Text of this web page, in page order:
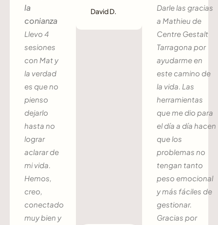
la
conianza
Llevo 4
sesiones
con Mat y
la verdad
es que no
pienso
dejarlo
hasta no
lograr
aclarar de
mi vida.
Hemos,
creo,
conectado
muy bien y
David D.
Darle las gracias
a Mathieu de
Centre Gestalt
Tarragona por
ayudarme en
este camino de
la vida. Las
herramientas
que me dio para
el día a día hacen
que los
problemas no
tengan tanto
peso emocional
y más fáciles de
gestionar.
Gracias por